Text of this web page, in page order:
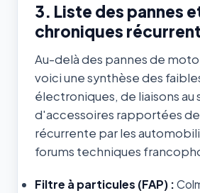
3. Liste des pannes
chroniques
Au-delà des pannes de
voici une synthèse des
électroniques, de liaisons au
d'accessoires rapportées
récurrente par les
forums techniques
Filtre à particules (FAP) :